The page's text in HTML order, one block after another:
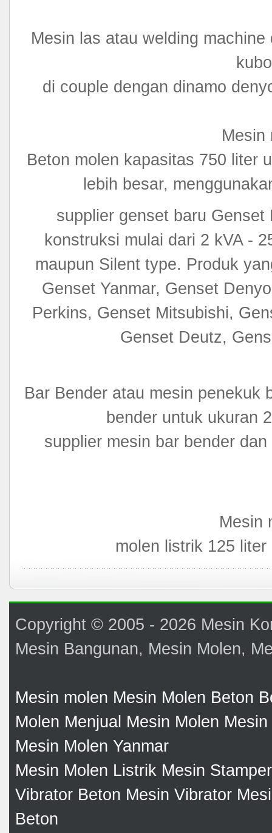
Mesin las atau welding
di couple dengan dinamo
Mesin
Beton molen kapasitas 750 liter
lebih besar,
supplier genset baru
konstruksi mulai dari 2 kVA -
maupun Silent type. Produk
Genset Yanmar, Genset
Perkins, Genset Mitsubishi,
Genset Deutz,
Bar Bender atau mesin penekuk
bender untuk ukuran
supplier mesin bar bender
Mesin
molen listrik 125
Copyright © 2005 - 2026 Mesin
Mesin Bangunan, Mesin Molen,
Mesin molen Mesin Molen Beton
Molen Menjual Mesin Molen
Mesin Molen Yanmar
Mesin Molen Listrik Mesin Stamper
Vibrator Beton Mesin Vibrator
Beton